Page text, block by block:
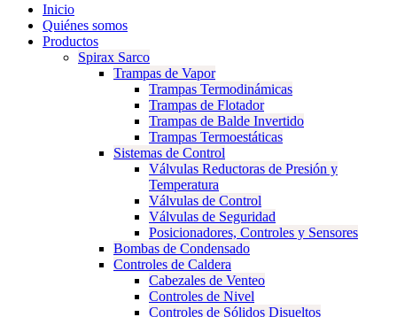
Inicio
Quiénes somos
Productos
Spirax Sarco
Trampas de Vapor
Trampas Termodinámicas
Trampas de Flotador
Trampas de Balde Invertido
Trampas Termoestáticas
Sistemas de Control
Válvulas Reductoras de Presión y
Temperatura
Válvulas de Control
Válvulas de Seguridad
Posicionadores, Controles y Sensores
Bombas de Condensado
Controles de Caldera
Cabezales de Venteo
Controles de Nivel
Controles de Sólidos Disueltos